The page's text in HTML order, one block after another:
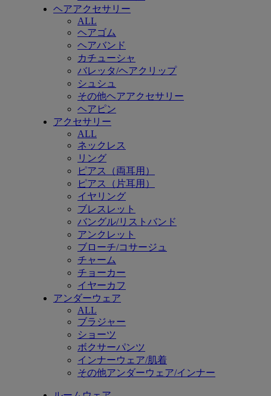
ヘアアクセサリー
ALL
ヘアゴム
ヘアバンド
カチューシャ
バレッタ/ヘアクリップ
シュシュ
その他ヘアアクセサリー
ヘアピン
アクセサリー
ALL
ネックレス
リング
ピアス（両耳用）
ピアス（片耳用）
イヤリング
ブレスレット
バングル/リストバンド
アンクレット
ブローチ/コサージュ
チャーム
チョーカー
イヤーカフ
アンダーウェア
ALL
ブラジャー
ショーツ
ボクサーパンツ
インナーウェア/肌着
その他アンダーウェア/インナー